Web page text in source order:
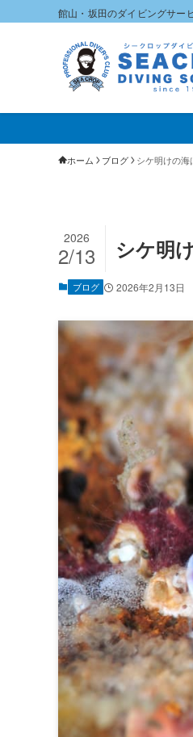
館山・坂田のダイビングサー
ホーム ブログ シケ明けの海
シケ明
2026
2/13
ブログ 2026年2月13日